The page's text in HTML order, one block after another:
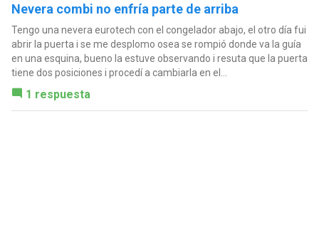
Nevera combi no enfría parte de arriba
Tengo una nevera eurotech con el congelador abajo, el otro día fui
abrir la puerta i se me desplomo osea se rompió donde va la guía
en una esquina, bueno la estuve observando i resuta que la puerta
tiene dos posiciones i procedí a cambiarla en el...
1 respuesta